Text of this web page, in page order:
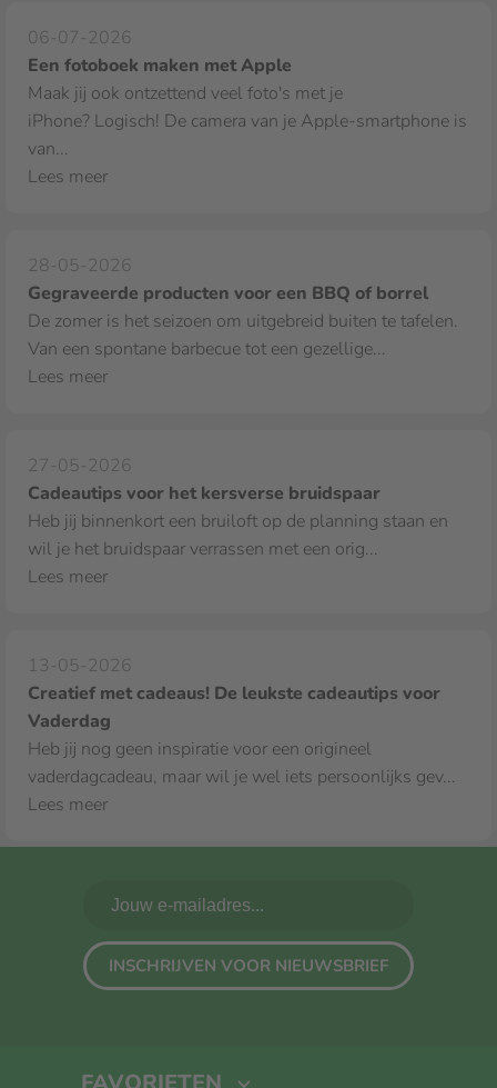
06-07-2026
Een fotoboek maken met Apple
Maak jij ook ontzettend veel foto's met je
iPhone? Logisch! De camera van je Apple‑smartphone is
van...
Lees meer
28-05-2026
Gegraveerde producten voor een BBQ of borrel
De zomer is het seizoen om uitgebreid buiten te tafelen.
Van een spontane barbecue tot een gezellige...
Lees meer
27-05-2026
Cadeautips voor het kersverse bruidspaar
Heb jij binnenkort een bruiloft op de planning staan en
wil je het bruidspaar verrassen met een orig...
Lees meer
13-05-2026
Creatief met cadeaus! De leukste cadeautips voor
Vaderdag
Heb jij nog geen inspiratie voor een origineel
vaderdagcadeau, maar wil je wel iets persoonlijks gev...
Lees meer
INSCHRIJVEN VOOR NIEUWSBRIEF